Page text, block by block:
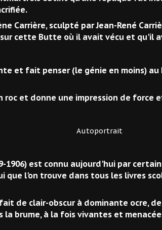
Carrière, sculpté par Jean-René
cette Butte où il avait vécu et qu'il
et fait penser (le génie en moins) au
roc et donne une impression de force
1906) est connu aujourd'hui par
que l'on trouve dans tous les livres
de clair-obscur à dominante ocre,
brume, à la fois vivantes et